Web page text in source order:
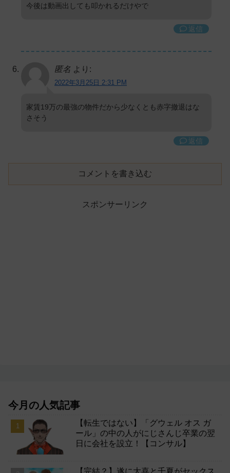
今後は動画出しても叩かれるだけやで
返信
匿名 より:
2022年3月25日 2:31 PM
家賃19万の最強の物件だから少なくとも赤字撤退はな
さそう
返信
コメントを書き込む
スポンサーリンク
今月の人気記事
【転生ではない】「グウェル オス ガ
ール」の中の人がにじさんじ卒業の翌
日に会社を設立！【コンサル】
【完結？】遂に大喜と千夏がセックス